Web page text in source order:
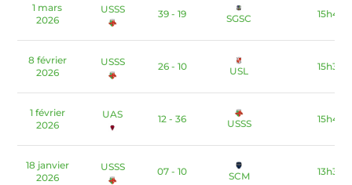
1 mars
2026
USSS 39 - 19 SGSC 15h45
8 février
2026
USSS 26 - 10 USL 15h30
1 février
2026
UAS 12 - 36 USSS 15h45
18 janvier
2026
USSS 07 - 10 SCM 13h30